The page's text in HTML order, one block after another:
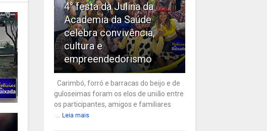
4° festa da Julina da
Academia da Saúde
celebra convivência,
cultura e
empreendedorismo
Carimbó, forró e barracas do beijo e de
guloseimas foram os elos de união entre
os participantes, amigos e familiares
... Leia mais